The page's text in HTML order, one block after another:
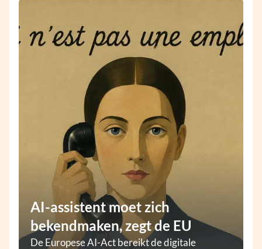
AI-assistent moet zich
bekendmaken, zegt de EU
De Europese AI-Act bereikt de digitale